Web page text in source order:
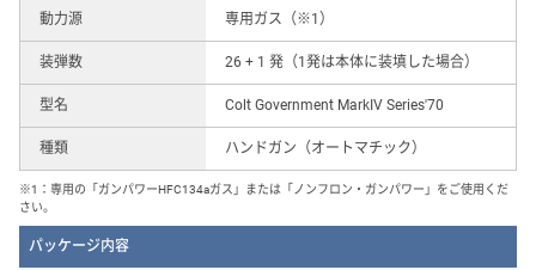
動力源 専用ガス（※1）
装弾数 26 + 1 発（1発は本体に装填した場合）
型名 Colt Government MarkIV Series'70
種類 ハンドガン（オートマチック）
※1：専用の「ガンパワーHFC134aガス」または「ノンフロン・ガンパワー」をご使用くだ
さい。
パッケージ内容